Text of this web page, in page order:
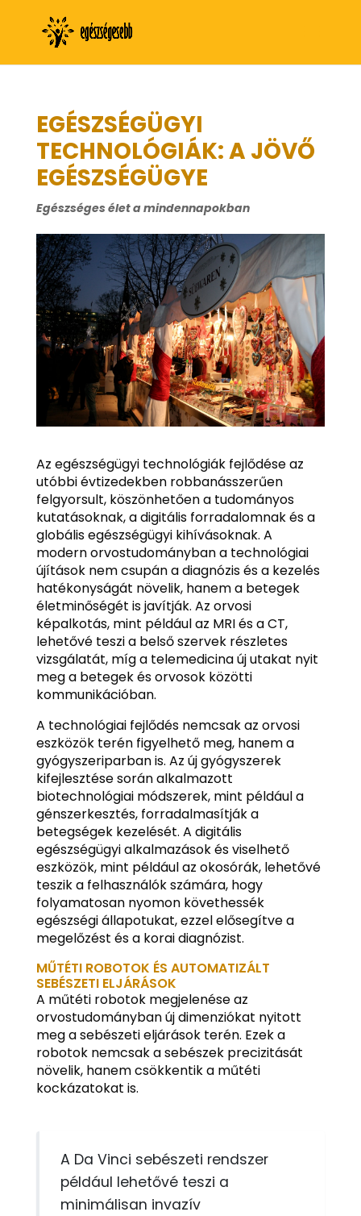
EGÉSZSÉGÜGYI
TECHNOLÓGIÁK: A JÖVŐ
EGÉSZSÉGÜGYE
Egészséges élet a mindennapokban
Az egészségügyi technológiák fejlődése az
utóbbi évtizedekben robbanásszerűen
felgyorsult, köszönhetően a tudományos
kutatásoknak, a digitális forradalomnak és a
globális egészségügyi kihívásoknak. A
modern orvostudományban a technológiai
újítások nem csupán a diagnózis és a kezelés
hatékonyságát növelik, hanem a betegek
életminőségét is javítják. Az orvosi
képalkotás, mint például az MRI és a CT,
lehetővé teszi a belső szervek részletes
vizsgálatát, míg a telemedicina új utakat nyit
meg a betegek és orvosok közötti
kommunikációban.
A technológiai fejlődés nemcsak az orvosi
eszközök terén figyelhető meg, hanem a
gyógyszeriparban is. Az új gyógyszerek
kifejlesztése során alkalmazott
biotechnológiai módszerek, mint például a
génszerkesztés, forradalmasítják a
betegségek kezelését. A digitális
egészségügyi alkalmazások és viselhető
eszközök, mint például az okosórák, lehetővé
teszik a felhasználók számára, hogy
folyamatosan nyomon követhessék
egészségi állapotukat, ezzel elősegítve a
megelőzést és a korai diagnózist.
MŰTÉTI ROBOTOK ÉS AUTOMATIZÁLT
SEBÉSZETI ELJÁRÁSOK
A műtéti robotok megjelenése az
orvostudományban új dimenziókat nyitott
meg a sebészeti eljárások terén. Ezek a
robotok nemcsak a sebészek precizitását
növelik, hanem csökkentik a műtéti
kockázatokat is.
A Da Vinci sebészeti rendszer
például lehetővé teszi a
minimálisan invazív